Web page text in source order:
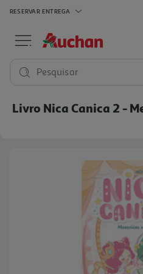
RESERVAR ENTREGA
Pesquisar
Livro Nica Canica 2 -